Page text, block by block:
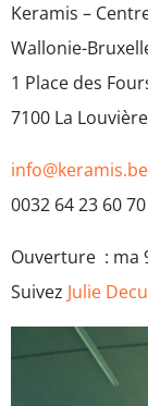
Keramis –
Wallonie-
1 Place des
7100 La
info@keramis.be
0032 64 23 60 70
Ouverture : ma
Suivez Julie